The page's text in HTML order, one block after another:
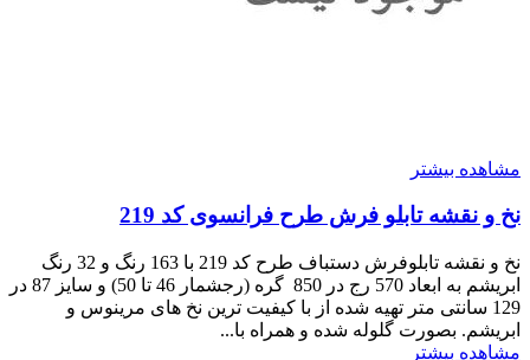
مشاهده بیشتر
نخ و نقشه تابلو فرش طرح فرانسوی کد 219
نخ و نقشه تابلوفرش دستباف طرح کد 219 با 163 رنگ و 32 رنگ
ابریشم به ابعاد 570 رج در 850 گره (رجشمار 46 تا 50) و سایز 87 در
129 سانتی متر تهیه شده از با کیفیت ترین نخ های مرینوس و
ابریشم. بصورت گلوله شده و همراه با...
مشاهده بیشتر